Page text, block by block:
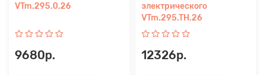
VTm.295.0.26
9680р.
электрического
VTm.295.TH.26
12326р.